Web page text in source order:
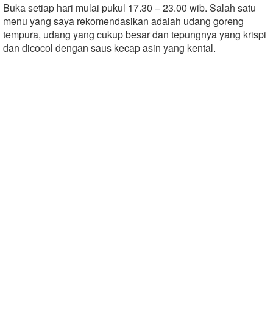
Buka setiap hari mulai pukul 17.30 – 23.00 wib. Salah satu
menu yang saya rekomendasikan adalah udang goreng
tempura, udang yang cukup besar dan tepungnya yang krispi
dan dicocol dengan saus kecap asin yang kental.